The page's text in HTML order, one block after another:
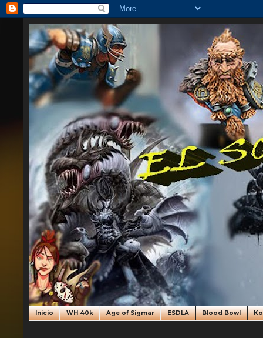
Inicio WH 40k Age of Sigmar ESDLA Blood Bowl